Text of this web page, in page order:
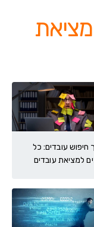
חיפוש עובדים: כל
למציאת עובדים